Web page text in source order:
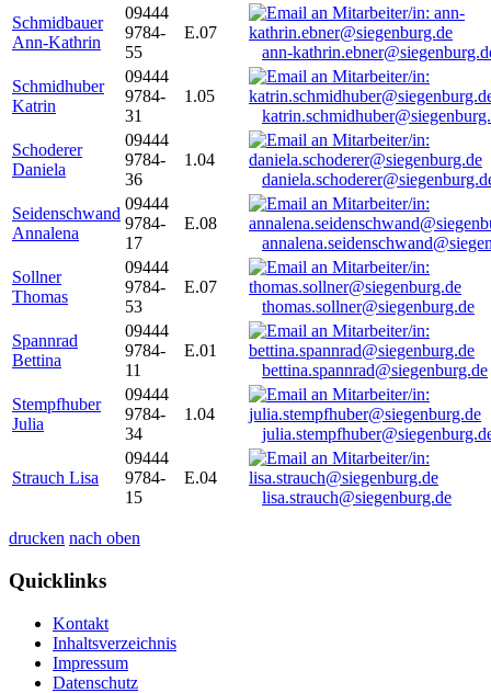
Schmidbauer
Ann-Kathrin
09444
9784-
55
E.07
ann-
Schmidhuber
Katrin
09444
9784-
31
1.05
Schoderer
Daniela
09444
9784-
36
1.04
Seidenschwand
Annalena
09444
9784-
17
E.08
Sollner
Thomas
09444
9784-
53
E.07
thomas.sollner@siegenburg.de
Spannrad
Bettina
09444
9784-
11
E.01
bettina.spannrad@siegenburg.de
Stempfhuber
Julia
09444
9784-
34
1.04
Strauch Lisa
09444
9784-
15
E.04
lisa.strauch@siegenburg.de
drucken nach oben
Quicklinks
Kontakt
Inhaltsverzeichnis
Impressum
Datenschutz